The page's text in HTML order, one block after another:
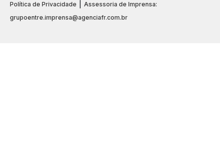
Política de Privacidade
Assessoria de Imprensa:
grupoentre.imprensa@agenciafr.com.br